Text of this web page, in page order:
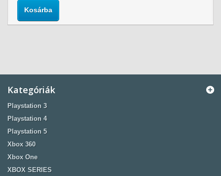
Kosárba
Kategóriák
Playstation 3
Playstation 4
Playstation 5
Xbox 360
Xbox One
XBOX SERIES